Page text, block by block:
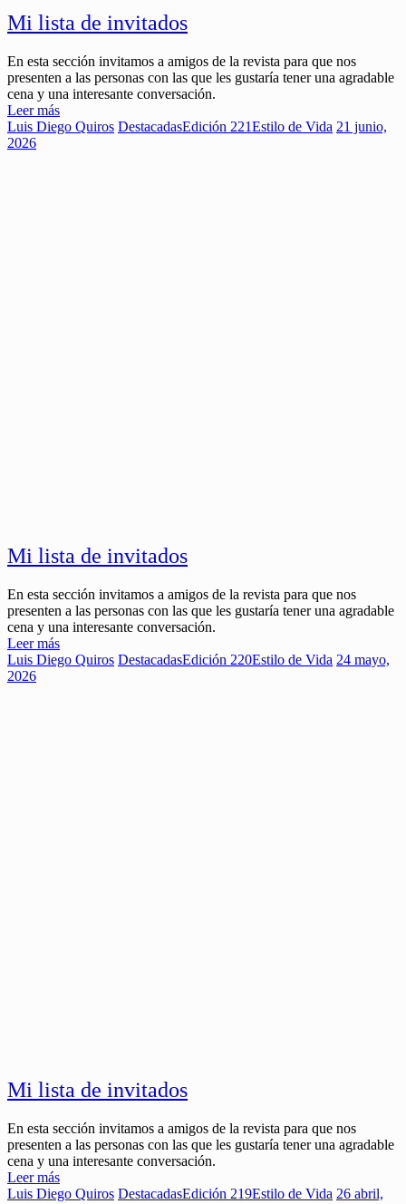
Mi lista de invitados
En esta sección invitamos a amigos de la revista para que nos
presenten a las personas con las que les gustaría tener una agradable
cena y una interesante conversación.
Leer más
Luis Diego Quiros DestacadasEdición 221Estilo de Vida 21 junio,
2026
Mi lista de invitados
En esta sección invitamos a amigos de la revista para que nos
presenten a las personas con las que les gustaría tener una agradable
cena y una interesante conversación.
Leer más
Luis Diego Quiros DestacadasEdición 220Estilo de Vida 24 mayo,
2026
Mi lista de invitados
En esta sección invitamos a amigos de la revista para que nos
presenten a las personas con las que les gustaría tener una agradable
cena y una interesante conversación.
Leer más
Luis Diego Quiros DestacadasEdición 219Estilo de Vida 26 abril,